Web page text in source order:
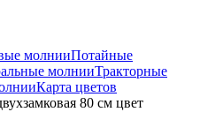
молнииПотайные
молнииТракторные
Карта цветов
80 см цвет